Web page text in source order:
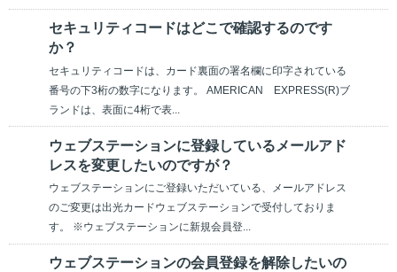
セキュリティコードはどこで確認するのです
か？
セキュリティコードは、カード裏面の署名欄に印字されている
番号の下3桁の数字になります。 AMERICAN EXPRESS(R)ブ
ランドは、表面に4桁で表...
ウェブステーションに登録しているメールアド
レスを変更したいのですが？
ウェブステーションにご登録いただいている、メールアドレス
のご変更は出光カードウェブステーションで受付しておりま
す。 ※ウェブステーションに新規会員登...
ウェブステーションの会員登録を解除したいの